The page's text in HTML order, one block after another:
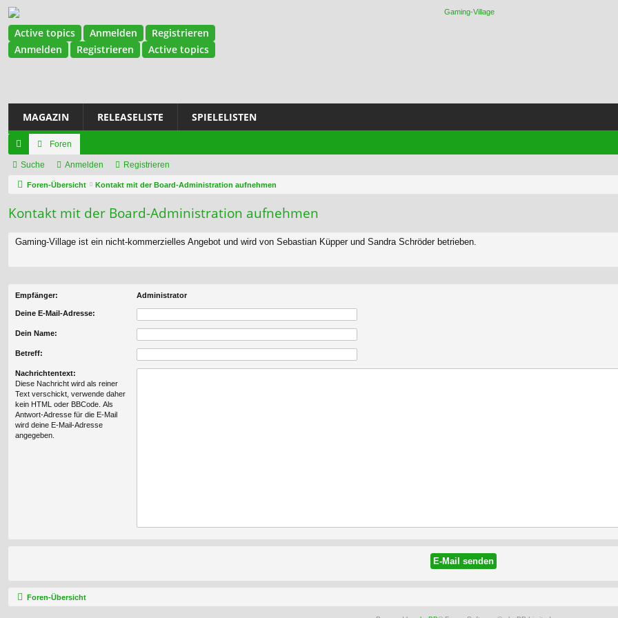
Active topics Anmelden
Registrieren
Anmelden
Registrieren Active topics
MAGAZIN RELEASELISTE SPIELELISTEN
ch
ne
llz
riff
Foren
Suche Anmelden Registrieren
Foren-Übersicht Kontakt mit der Board-Administration aufnehmen
Kontakt mit der Board-Administration aufnehmen
Gaming-Village ist ein nicht-kommerzielles Angebot und wird von Sebastian Küpper und Sandra Schröder betrieben.
Empfänger: Administrator
Deine E-Mail-Adresse:
Dein Name:
Betreff:
Nachrichtentext:
Diese Nachricht wird als reiner
Text verschickt, verwende daher
kein HTML oder BBCode. Als
Antwort-Adresse für die E-Mail
wird deine E-Mail-Adresse
angegeben.
Foren-Übersicht